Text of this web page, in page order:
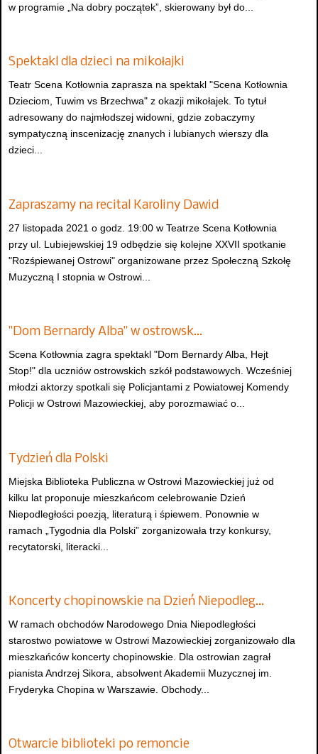
w programie „Na dobry początek”, skierowany był do...
Spektakl dla dzieci na mikołajki
Teatr Scena Kotłownia zaprasza na spektakl "Scena Kotłownia
Dzieciom, Tuwim vs Brzechwa" z okazji mikołajek. To tytuł
adresowany do najmłodszej widowni, gdzie zobaczymy
sympatyczną inscenizację znanych i lubianych wierszy dla
dzieci...
Zapraszamy na recital Karoliny Dawid
27 listopada 2021 o godz. 19:00 w Teatrze Scena Kotłownia
przy ul. Lubiejewskiej 19 odbędzie się kolejne XXVII spotkanie
"Rozśpiewanej Ostrowi" organizowane przez Społeczną Szkołę
Muzyczną I stopnia w Ostrowi...
"Dom Bernardy Alba" w ostrowsk…
Scena Kotłownia zagra spektakl "Dom Bernardy Alba, Hejt
Stop!" dla uczniów ostrowskich szkół podstawowych. Wcześniej
młodzi aktorzy spotkali się Policjantami z Powiatowej Komendy
Policji w Ostrowi Mazowieckiej, aby porozmawiać o...
Tydzień dla Polski
Miejska Biblioteka Publiczna w Ostrowi Mazowieckiej już od
kilku lat proponuje mieszkańcom celebrowanie Dzień
Niepodległości poezją, literaturą i śpiewem. Ponownie w
ramach „Tygodnia dla Polski” zorganizowała trzy konkursy,
recytatorski, literacki...
Koncerty chopinowskie na Dzień Niepodleg…
W ramach obchodów Narodowego Dnia Niepodległości
starostwo powiatowe w Ostrowi Mazowieckiej zorganizowało dla
mieszkańców koncerty chopinowskie. Dla ostrowian zagrał
pianista Andrzej Sikora, absolwent Akademii Muzycznej im.
Fryderyka Chopina w Warszawie. Obchody...
Otwarcie biblioteki po remoncie